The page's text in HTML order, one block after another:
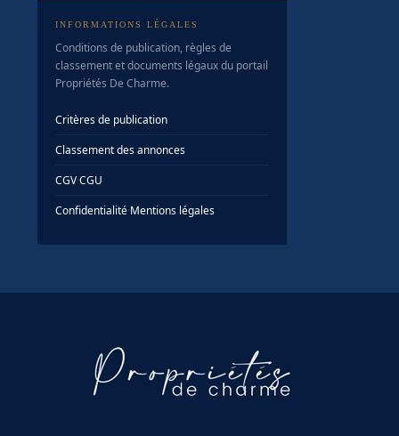
INFORMATIONS LÉGALES
Conditions de publication, règles de
classement et documents légaux du portail
Propriétés De Charme.
Critères de publication
Classement des annonces
CGV·CGU
Confidentialité·Mentions légales